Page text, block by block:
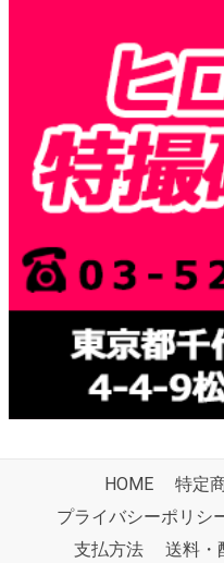
HOME
特定
プライバシーポリシ
支払方法
送料・